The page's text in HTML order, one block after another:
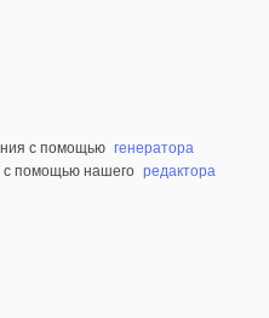
с помощью генератора
с помощью нашего редактора